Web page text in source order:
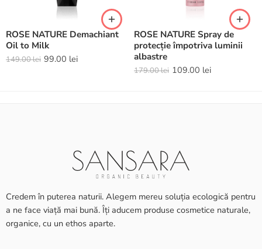
ROSE NATURE Demachiant
Oil to Milk
149.00lei 99.00 lei
ROSE NATURE Spray de
protecție împotriva luminii
albastre
179.00lei 109.00 lei
Credem în puterea naturii. Alegem mereu soluția ecologică pentru
a ne face viață mai bună. Îți aducem produse cosmetice naturale,
organice, cu un ethos aparte.